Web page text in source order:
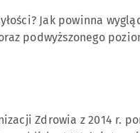
Zdrowia z 2014 r.